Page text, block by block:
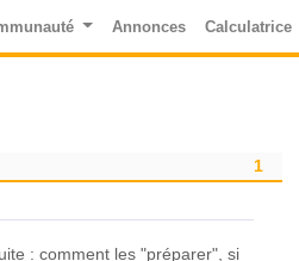
Annonces Calculatrice
1
: comment les "préparer", si